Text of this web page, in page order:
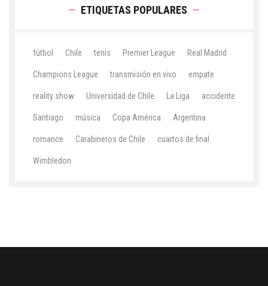
ETIQUETAS POPULARES
fútbol Chile tenis Premier League Real Madrid
Champions League transmisión en vivo empate
reality show Universidad de Chile La Liga accidente
Santiago música Copa América Argentina
romance Carabineros de Chile cuartos de final
Wimbledon